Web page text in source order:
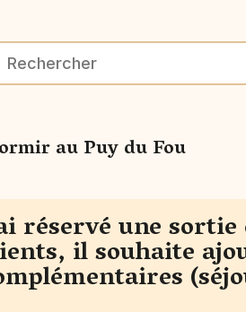
au Puy du Fou
réservé une
il souhaite